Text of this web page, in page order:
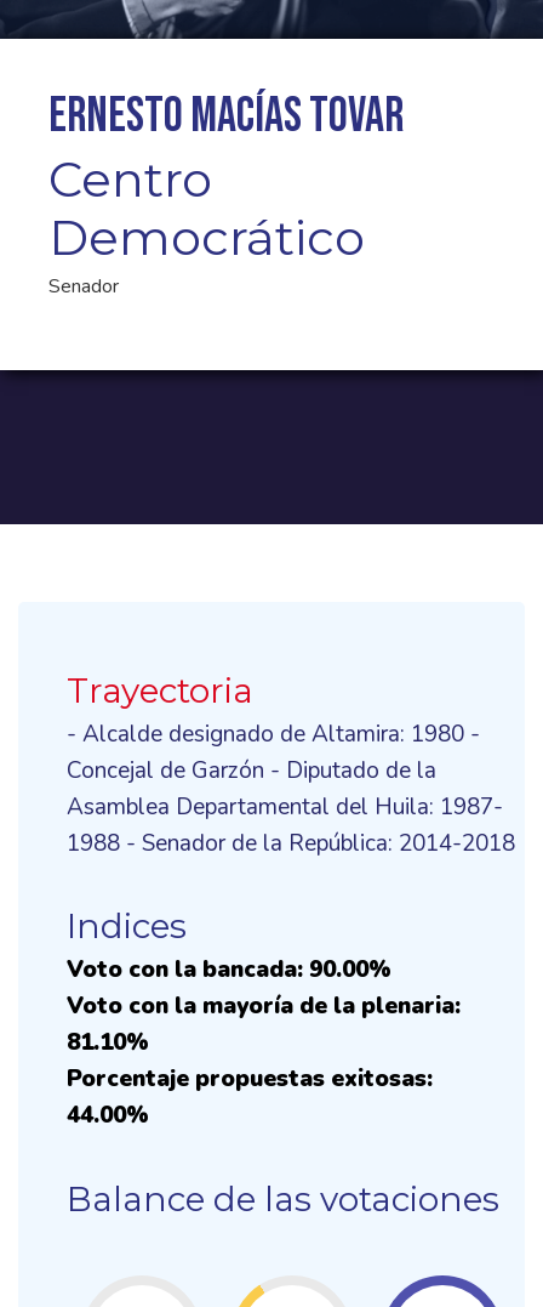
Ernesto Macías Tovar
Centro
Democrático
Senador
Trayectoria
- Alcalde designado de Altamira: 1980 -
Concejal de Garzón - Diputado de la
Asamblea Departamental del Huila: 1987-
1988 - Senador de la República: 2014-2018
Indices
Voto con la bancada: 90.00%
Voto con la mayoría de la plenaria:
81.10%
Porcentaje propuestas exitosas:
44.00%
Balance de las votaciones